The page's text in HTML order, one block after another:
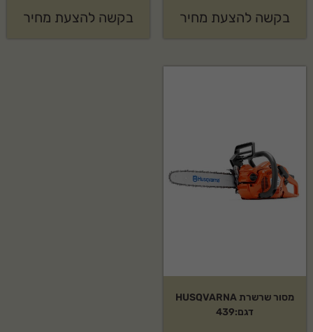
בקשה להצעת מחיר בקשה להצעת מחיר
מסור שרשרת HUSQVARNA
דגם:439